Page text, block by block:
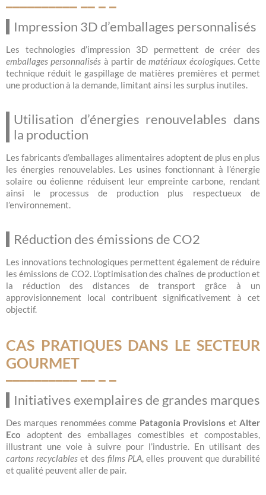
Impression 3D d’emballages personnalisés
Les technologies d’impression 3D permettent de créer des
emballages personnalisés à partir dematériaux écologiques. Cette
technique réduit le gaspillage de matières premières et permet
une production à la demande, limitant ainsi les surplus inutiles.
Utilisation d’énergies renouvelables dans
la production
Les fabricants d’emballages alimentaires adoptent de plus en plus
les énergies renouvelables. Les usines fonctionnant à l’énergie
solaire ou éolienne réduisent leur empreinte carbone, rendant
ainsi le processus de production plus respectueux de
l’environnement.
Réduction des émissions de CO2
Les innovations technologiques permettent également de réduire
les émissions de CO2. L’optimisation des chaînes de production et
la réduction des distances de transport grâce à un
approvisionnement local contribuent significativement à cet
objectif.
CAS PRATIQUES DANS LE SECTEUR
GOURMET
Initiatives exemplaires de grandes marques
Des marques renommées comme Patagonia Provisions etAlter
Eco adoptent des emballages comestibles et compostables,
illustrant une voie à suivre pour l’industrie. En utilisant des
cartons recyclables et des films PLA, elles prouvent que durabilité
et qualité peuvent aller de pair.